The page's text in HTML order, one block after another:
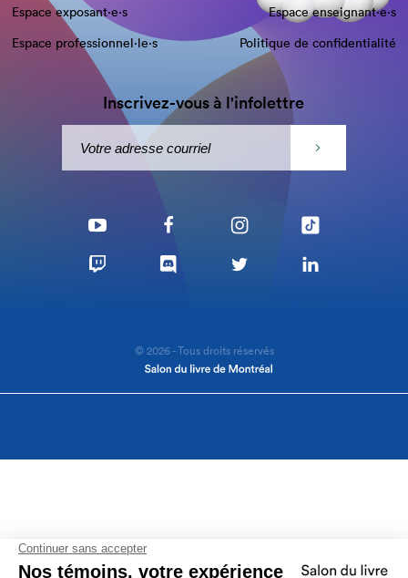
Espace exposant·e⋅s
Espace enseignant·e⋅s
Espace professionnel·le⋅s
Politique de confidentialité
Inscrivez-vous à l'infolettre
© 2026 - Tous droits réservés